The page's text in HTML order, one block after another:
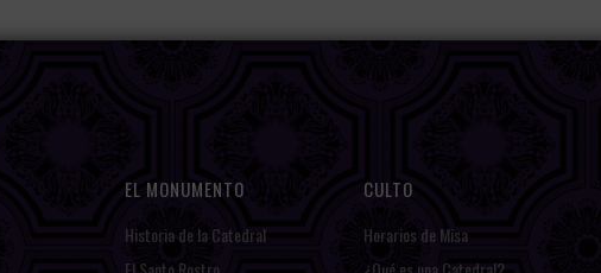
EL MONUMENTO
Historia de la Catedral
CULTO
Horarios de Misa